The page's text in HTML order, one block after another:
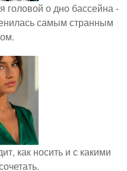
головой о дно бассейна -
самым странным
как носить и с какими